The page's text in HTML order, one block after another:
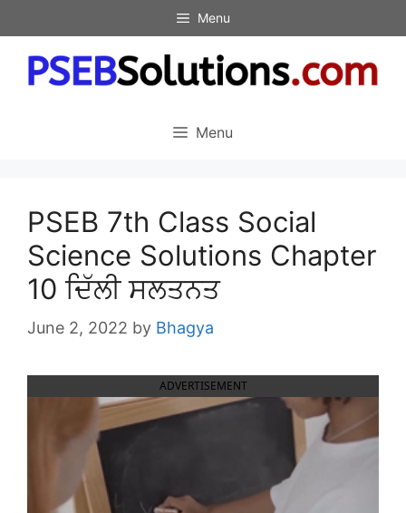
to
content
Menu
Menu
PSEB 7th Class Social
Science Solutions Chapter
10 ਦਿੱਲੀ ਸਲਤਨਤ
June 2, 2022 by Bhagya
ADVERTISEMENT